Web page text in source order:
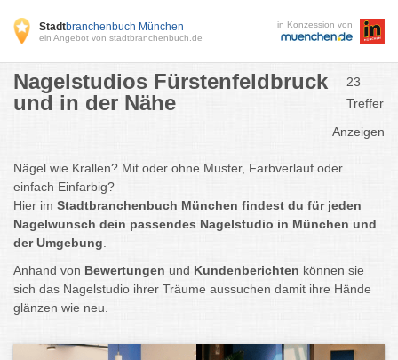
Stadtbranchenbuch München
ein Angebot von stadtbranchenbuch.de
in Konzession von
Nagelstudios Fürstenfeldbruck
und in der Nähe
23
Treffer
Anzeigen
Nägel wie Krallen? Mit oder ohne Muster, Farbverlauf oder
einfach Einfarbig?
Hier im Stadtbranchenbuch München findest du für jeden
Nagelwunsch dein passendes Nagelstudio in München und
der Umgebung
Anhand von Bewertungen und Kundenberichten können sie
sich das Nagelstudio ihrer Träume aussuchen damit ihre Hände
glänzen wie neu.